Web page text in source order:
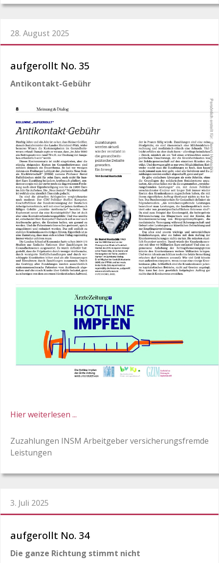
28. August 2025
aufgerollt No. 35
Antikontakt-Gebühr
Hier weiterlesen ...
Zuzahlungen INSM Arbeitgeber versicherungsfremde
Leistungen
3. Juli 2025
aufgerollt No. 34
Die ganze Richtung stimmt nicht